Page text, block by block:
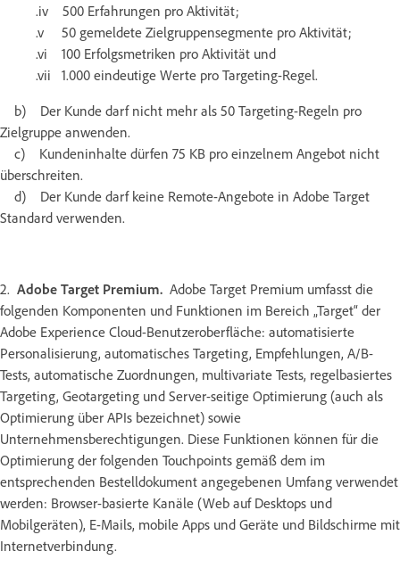
.iv 500 Erfahrungen pro Aktivität;
.v 50 gemeldete Zielgruppensegmente pro Aktivität;
.vi 100 Erfolgsmetriken pro Aktivität und
.vii 1.000 eindeutige Werte pro Targeting-Regel.
b) Der Kunde darf nicht mehr als 50 Targeting-Regeln pro
Zielgruppe anwenden.
c) Kundeninhalte dürfen 75 KB pro einzelnem Angebot nicht
überschreiten.
d) Der Kunde darf keine Remote-Angebote in Adobe Target
Standard verwenden.
2. Adobe Target Premium. Adobe Target Premium umfasst die
folgenden Komponenten und Funktionen im Bereich „Target“ der
Adobe Experience Cloud-Benutzeroberfläche: automatisierte
Personalisierung, automatisches Targeting, Empfehlungen, A/B-
Tests, automatische Zuordnungen, multivariate Tests, regelbasiertes
Targeting, Geotargeting und Server-seitige Optimierung (auch als
Optimierung über APIs bezeichnet) sowie
Unternehmensberechtigungen. Diese Funktionen können für die
Optimierung der folgenden Touchpoints gemäß dem im
entsprechenden Bestelldokument angegebenen Umfang verwendet
werden: Browser-basierte Kanäle (Web auf Desktops und
Mobilgeräten), E-Mails, mobile Apps und Geräte und Bildschirme mit
Internetverbindung.